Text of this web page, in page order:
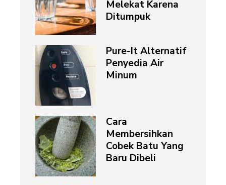
Melekat Karena
Ditumpuk
Pure-It Alternatif
Penyedia Air
Minum
Cara
Membersihkan
Cobek Batu Yang
Baru Dibeli